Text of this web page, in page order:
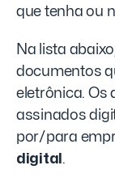
que tenha ou
Na lista
documentos
eletrônica. Os
assinados
por/para
digital .